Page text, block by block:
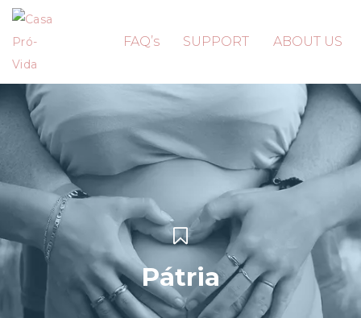
FAQ’s SUPPORT ABOUT US
Pátria